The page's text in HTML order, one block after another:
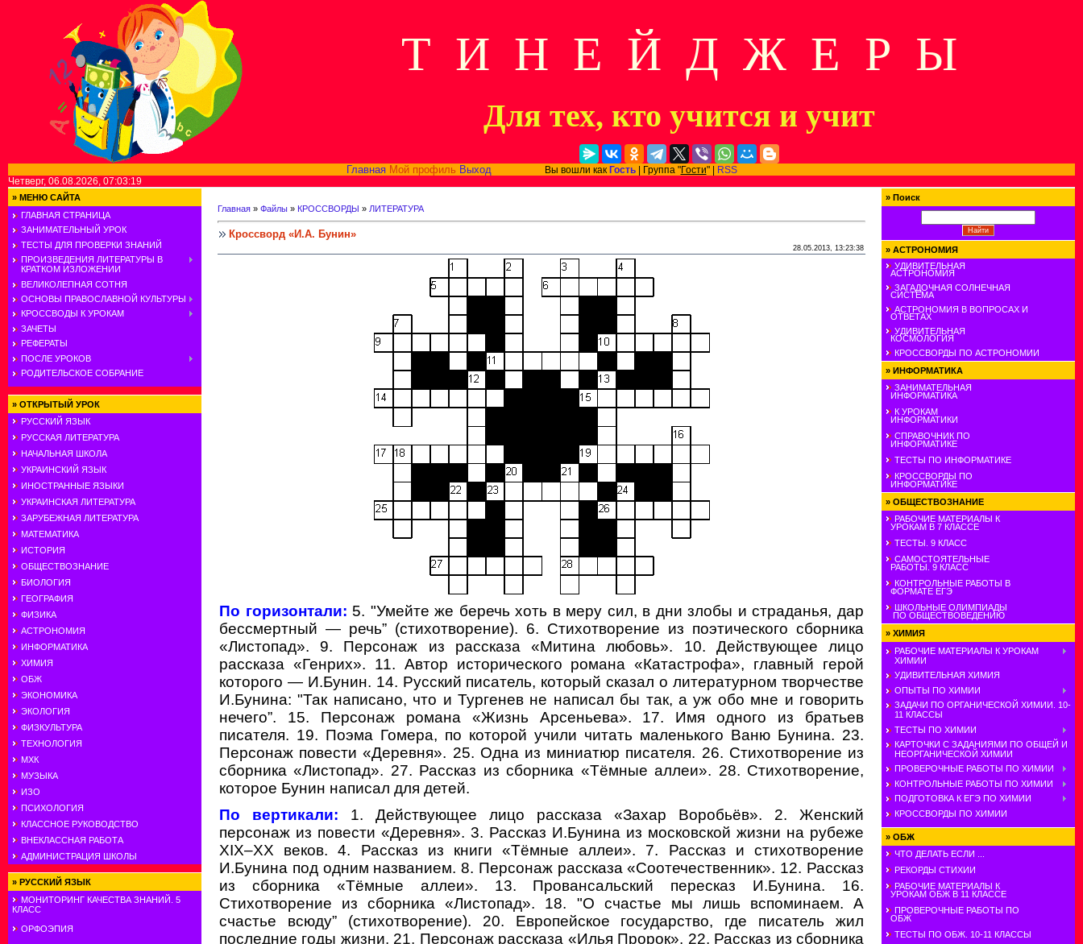
Т И Н Е Й Д Ж Е Р Ы
Для тех, кто учится и учит
Главная Мой профиль ВыходВы вошли как Гость| Группа "Гости" |
RSS
Четверг, 06.08.2026, 07:03:19
» МЕНЮ САЙТА
ГЛАВНАЯ СТРАНИЦА
ЗАНИМАТЕЛЬНЫЙ УРОК
ТЕСТЫ ДЛЯ ПРОВЕРКИ ЗНАНИЙ
ПРОИЗВЕДЕНИЯ ЛИТЕРАТУРЫ В
КРАТКОМ ИЗЛОЖЕНИИ
ВЕЛИКОЛЕПНАЯ СОТНЯ
ОСНОВЫ ПРАВОСЛАВНОЙ КУЛЬТУРЫ
КРОССВОДЫ К УРОКАМ
ЗАЧЕТЫ
РЕФЕРАТЫ
ПОСЛЕ УРОКОВ
РОДИТЕЛЬСКОЕ СОБРАНИЕ
» ОТКРЫТЫЙ УРОК
РУССКИЙ ЯЗЫК
РУССКАЯ ЛИТЕРАТУРА
НАЧАЛЬНАЯ ШКОЛА
УКРАИНСКИЙ ЯЗЫК
ИНОСТРАННЫЕ ЯЗЫКИ
УКРАИНСКАЯ ЛИТЕРАТУРА
ЗАРУБЕЖНАЯ ЛИТЕРАТУРА
МАТЕМАТИКА
ИСТОРИЯ
ОБЩЕСТВОЗНАНИЕ
БИОЛОГИЯ
ГЕОГРАФИЯ
ФИЗИКА
АСТРОНОМИЯ
ИНФОРМАТИКА
ХИМИЯ
ОБЖ
ЭКОНОМИКА
ЭКОЛОГИЯ
ФИЗКУЛЬТУРА
ТЕХНОЛОГИЯ
МХК
МУЗЫКА
ИЗО
ПСИХОЛОГИЯ
КЛАССНОЕ РУКОВОДСТВО
ВНЕКЛАССНАЯ РАБОТА
АДМИНИСТРАЦИЯ ШКОЛЫ
» РУССКИЙ ЯЗЫК
МОНИТОРИНГ КАЧЕСТВА ЗНАНИЙ. 5
КЛАСС
ОРФОЭПИЯ
Главная » Файлы » КРОССВОРДЫ » ЛИТЕРАТУРА
Кроссворд «И.А. Бунин»
28.05.2013, 13:23:38
По горизонтали: 5. "Умейте же беречь хоть в меру сил, в дни злобы и страданья, дар
бессмертный — речь” (стихотворение). 6. Стихотворение из поэтического сборника
«Листопад». 9. Персонаж из рассказа «Митина любовь». 10. Действующее лицо
рассказа «Генрих». 11. Автор исторического романа «Катастрофа», главный герой
которого — И.Бунин. 14. Русский писатель, который сказал о литературном творчестве
И.Бунина: "Так написано, что и Тургенев не написал бы так, а уж обо мне и говорить
нечего”. 15. Персонаж романа «Жизнь Арсеньева». 17. Имя одного из братьев
писателя. 19. Поэма Гомера, по которой учили читать маленького Ваню Бунина. 23.
Персонаж повести «Деревня». 25. Одна из миниатюр писателя. 26. Стихотворение из
сборника «Листопад». 27. Рассказ из сборника «Тёмные аллеи». 28. Стихотворение,
которое Бунин написал для детей.
По вертикали:
1. Действующее лицо рассказа «Захар Воробьёв». 2. Женский
персонаж из повести «Деревня». 3. Рассказ И.Бунина из московской жизни на рубеже
XIX–XX веков. 4. Рассказ из книги «Тёмные аллеи». 7. Рассказ и стихотворение
И.Бунина под одним названием. 8. Персонаж рассказа «Соотечественник». 12. Рассказ
из сборника «Тёмные аллеи». 13. Провансальский пересказ И.Бунина. 16.
Стихотворение из сборника «Листопад». 18. "О счастье мы лишь вспоминаем. А
счастье всюду” (стихотворение). 20. Европейское государство, где писатель жил
последние годы жизни. 21. Персонаж рассказа «Илья Пророк». 22. Рассказ из сборника
» Поиск
» АСТРОНОМИЯ
УДИВИТЕЛЬНАЯ
АСТРОНОМИЯ
ЗАГАДОЧНАЯ СОЛНЕЧНАЯ
СИСТЕМА
АСТРОНОМИЯ В ВОПРОСАХ И
ОТВЕТАХ
УДИВИТЕЛЬНАЯ
КОСМОЛОГИЯ
КРОССВОРДЫ ПО АСТРОНОМИИ
» ИНФОРМАТИКА
ЗАНИМАТЕЛЬНАЯ
ИНФОРМАТИКА
К УРОКАМ
ИНФОРМАТИКИ
СПРАВОЧНИК ПО
ИНФОРМАТИКЕ
ТЕСТЫ ПО ИНФОРМАТИКЕ
КРОССВОРДЫ ПО
ИНФОРМАТИКЕ
» ОБЩЕСТВОЗНАНИЕ
РАБОЧИЕ МАТЕРИАЛЫ К
УРОКАМ В 7 КЛАССЕ
ТЕСТЫ. 9 КЛАСС
САМОСТОЯТЕЛЬНЫЕ
РАБОТЫ. 9 КЛАСС
КОНТРОЛЬНЫЕ РАБОТЫ В
ФОРМАТЕ ЕГЭ
ШКОЛЬНЫЕ ОЛИМПИАДЫ
ПО ОБЩЕСТВОВЕДЕНИЮ
» ХИМИЯ
РАБОЧИЕ МАТЕРИАЛЫ К УРОКАМ
ХИМИИ
УДИВИТЕЛЬНАЯ ХИМИЯ
ОПЫТЫ ПО ХИМИИ
ЗАДАЧИ ПО ОРГАНИЧЕСКОЙ ХИМИИ. 10-
11 КЛАССЫ
ТЕСТЫ ПО ХИМИИ
КАРТОЧКИ С ЗАДАНИЯМИ ПО ОБЩЕЙ И
НЕОРГАНИЧЕСКОЙ ХИМИИ
ПРОВЕРОЧНЫЕ РАБОТЫ ПО ХИМИИ
КОНТРОЛЬНЫЕ РАБОТЫ ПО ХИМИИ
ПОДГОТОВКА К ЕГЭ ПО ХИМИИ
КРОССВОРДЫ ПО ХИМИИ
» ОБЖ
ЧТО ДЕЛАТЬ ЕСЛИ ...
РЕКОРДЫ СТИХИИ
РАБОЧИЕ МАТЕРИАЛЫ К
УРОКАМ ОБЖ В 11 КЛАССЕ
ПРОВЕРОЧНЫЕ РАБОТЫ ПО
ОБЖ
ТЕСТЫ ПО ОБЖ. 10-11 КЛАССЫ